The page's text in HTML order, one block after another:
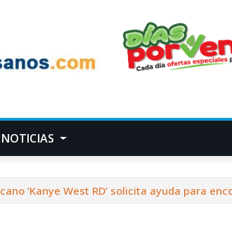
NOTICIAS
‘Kanye West RD’ solicita ayuda para